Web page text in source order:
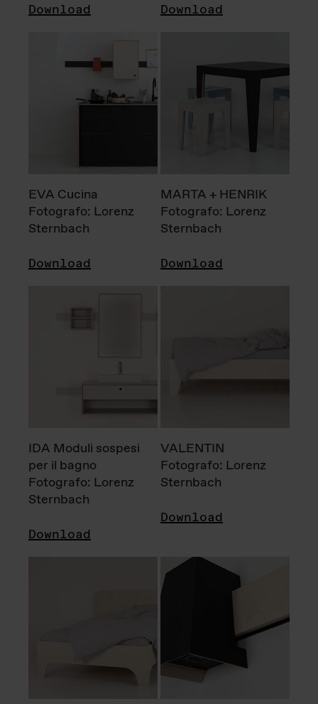
Download Download
EVA Cucina
Fotografo: Lorenz
Sternbach
Download
MARTA + HENRIK
Fotografo: Lorenz
Sternbach
Download
IDA Moduli sospesi
per il bagno
Fotografo: Lorenz
Sternbach
Download
VALENTIN
Fotografo: Lorenz
Sternbach
Download